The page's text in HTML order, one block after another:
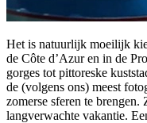
Het is natuurlijk moeilijk
de Côte d’Azur en in de
gorges tot pittoreske
de (volgens ons) meest
zomerse sferen te
langverwachte vakantie.